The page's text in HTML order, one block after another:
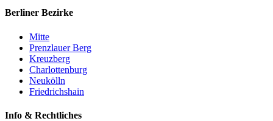
Berliner Bezirke
Mitte
Prenzlauer Berg
Kreuzberg
Charlottenburg
Neukölln
Friedrichshain
Info & Rechtliches